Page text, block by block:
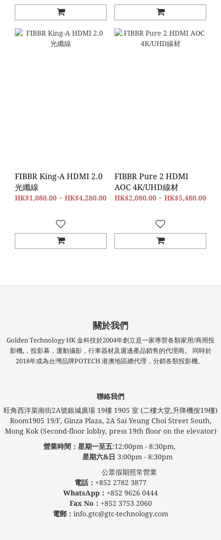
FIBBR King-A HDMI 2.0
光纖線
HK$1,080.00 ~ HK$4,280.00
FIBBR Pure 2 HDMI
AOC 4K/UHD線材
HK$2,080.00 ~ HK$5,480.00
關於我們
Golden Technology HK 金科技於2004年創立是一家專營各類家用/商用投
影機,，投影幕，運動攝影，行車器材及週邊產品銷售的代理商。 同時於
2018年成為台灣品牌POTECH 港澳地區總代理，分銷各類投影機。
聯絡我們
旺角西洋菜南街2A號銀城廣場​ 19樓 1905 室 (二樓大堂,升降機按19樓)
Room1905 19/F, Ginza Plaza, 2A Sai Yeung Choi Street South,
Mong Kok (Second-floor lobby, press 19th floor on the elevator)
營業時間：星期一至五:12:00pm - 8:30pm,
星期六&日 3:00pm - 8:30pm
公眾假期照常營業
電話： +852 2782 3877
WhatsApp： +852 9626 0444
Fax No： +852 3753 2060
電郵： info.gtc@gtc-technology.com